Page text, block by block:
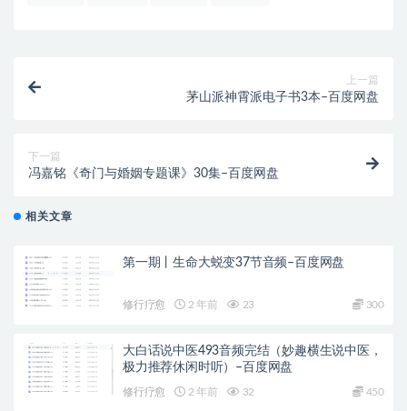
上一篇
茅山派神霄派电子书3本–百度网盘
下一篇
冯嘉铭《奇门与婚姻专题课》30集–百度网盘
相关文章
第一期丨生命大蜕变37节音频–百度网盘
修行疗愈 2 年前 23 300
大白话说中医493音频完结（妙趣横生说中医，
极力推荐休闲时听）–百度网盘
修行疗愈 2 年前 32 450